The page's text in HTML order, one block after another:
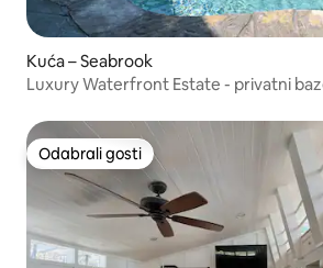
Kuća – Seabrook
Luxury Waterfront Estate - privatni
Odabrali gosti
Odabrali gosti